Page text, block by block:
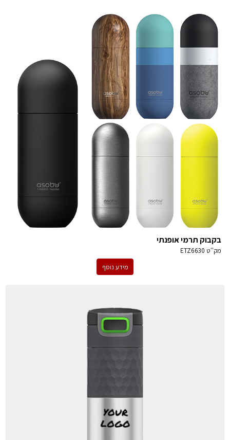
בקבוק תרמי אופנתי
מק''ט ETZ6630
מידע נוסף